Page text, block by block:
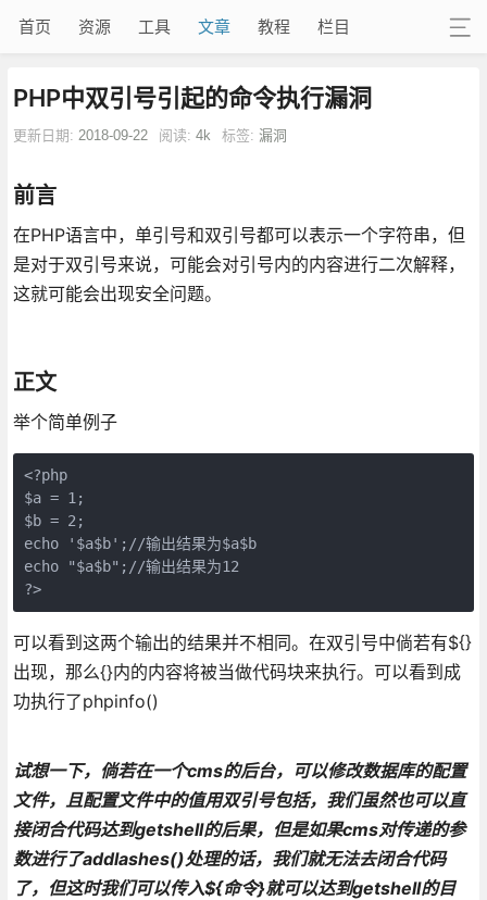
首页 资源 工具 文章 教程 栏目
PHP中双引号引起的命令执行漏洞
更新日期: 2018-09-22 阅读: 4k 标签: 漏洞
前言
在PHP语言中，单引号和双引号都可以表示一个字符串，但
是对于双引号来说，可能会对引号内的内容进行二次解释，
这就可能会出现安全问题。
正文
举个简单例子
<?php
$a = 1;
$b = 2;
echo '$a$b';//输出结果为$a$b
echo "$a$b";//输出结果为12
?>
可以看到这两个输出的结果并不相同。在双引号中倘若有${}
出现，那么{}内的内容将被当做代码块来执行。可以看到成
功执行了phpinfo()
试想一下，倘若在一个cms的后台，可以修改数据库的配置
文件，且配置文件中的值用双引号包括，我们虽然也可以直
接闭合代码达到getshell的后果，但是如果cms对传递的参
数进行了addlashes()处理的话，我们就无法去闭合代码
了，但这时我们可以传入${命令}就可以达到getshell的目